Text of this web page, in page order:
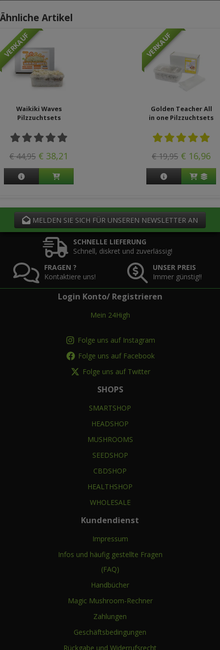
Ähnliche Artikel
VERKAUF
Waikiki Waves
Pilzzuchtsets
€ 44,95 € 38,21
VERKAUF
Golden Teacher All
in one Pilzzuchtsets
€ 19,95 € 16,96
MELDEN SIE SICH FÜR UNSEREN NEWSLETTER AN
SCHNELLE LIEFERUNG
Schnell, diskret und zuverlässig!
FRAGEN ?
Kontaktiere uns!
UNSER PREIS
Immer günstig!!
Login Konto/ Registrieren
Mein 24High
Folge uns auf Instagram
Folge uns auf Facebook
Folge uns auf Twitter
SHOPS
SMARTSHOP
HEADSHOP
MUSHROOMS
SEEDSHOP
CBDSHOP
HEALTHSHOP
WHOLESALE
Kundendienst
Impressum
Infos und häufig gestellte Fragen
(FAQ)
Handbücher
Magic Mushroom-Rechner
Zahlungen
Geschäftsbedingungen
Rückgabe und Widerrufsrecht